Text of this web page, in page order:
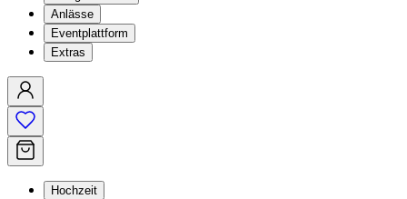
Anlässe
Eventplattform
Extras
Hochzeit